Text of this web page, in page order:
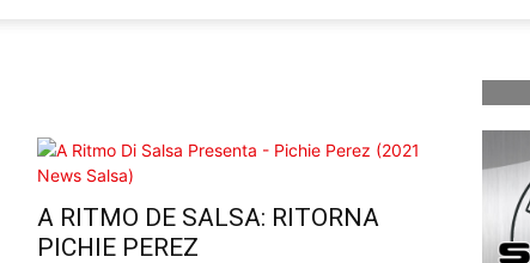
A RITMO DE SALSA: RITORNA
PICHIE PEREZ